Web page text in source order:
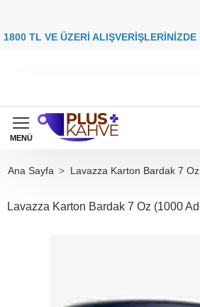
00 TL VE ÜZERİ ALIŞVERİŞLERİNİZDE
Lavazza Karton Bardak 7
Lavazza Karton Bardak 7 Oz (1000